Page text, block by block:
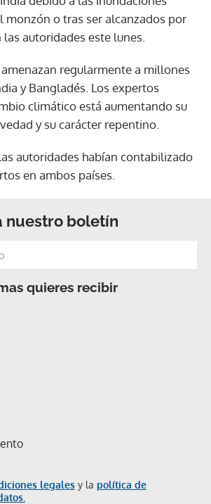
monzón o tras ser alcanzados por
autoridades este lunes.
regularmente a millones
y Bangladés. Los expertos
climático está aumentando su
y su carácter repentino.
autoridades habían contabilizado
en ambos países.
nuestro boletín
quieres recibir
legales y la política de